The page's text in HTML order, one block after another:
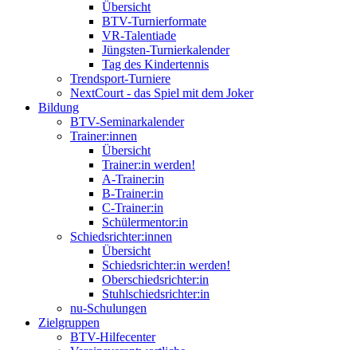
Übersicht
BTV-Turnierformate
VR-Talentiade
Jüngsten-Turnierkalender
Tag des Kindertennis
Trendsport-Turniere
NextCourt - das Spiel mit dem Joker
Bildung
BTV-Seminarkalender
Trainer:innen
Übersicht
Trainer:in werden!
A-Trainer:in
B-Trainer:in
C-Trainer:in
Schülermentor:in
Schiedsrichter:innen
Übersicht
Schiedsrichter:in werden!
Oberschiedsrichter:in
Stuhlschiedsrichter:in
nu-Schulungen
Zielgruppen
BTV-Hilfecenter